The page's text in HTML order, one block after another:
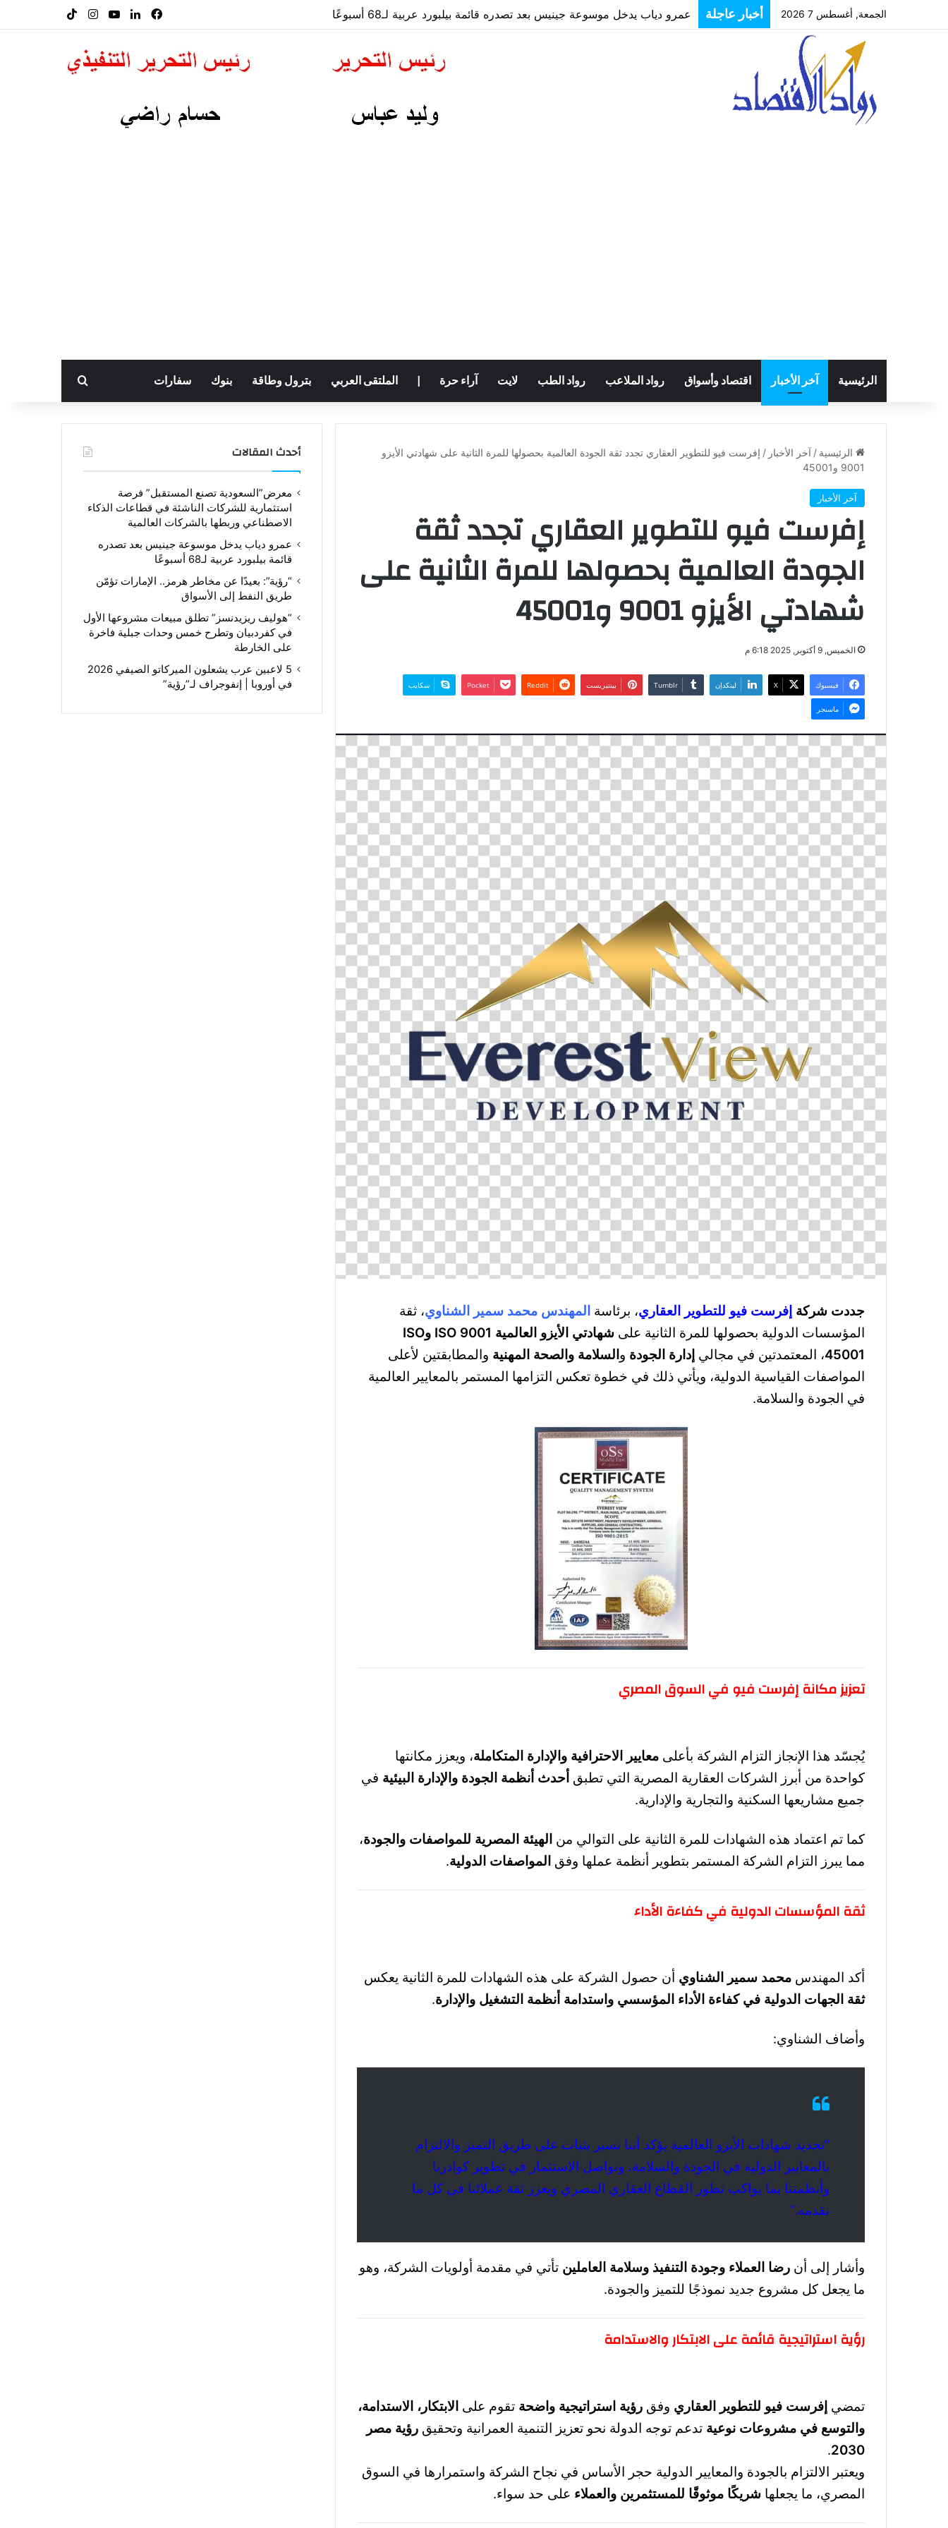
الجمعة, أغسطس 7 2026 أخبار عاجلة عمرو دياب يدخل موسوعة جينيس بعد تصدره قائمة بيلبورد عربية لـ68 أسبوعًا فيسبوكلينكدإن‫YouTube
انستقرام
الرئيسية آخر الأخبار اقتصاد وأسواق رواد الملاعب رواد الطب لايت آراء حرة الملتقى العربي بترول وطاقة بنوك سفارات بحث عن
الرئيسية / آخر الأخبار / إفرست فيو للتطوير العقاري تجدد ثقة الجودة العالمية بحصولها للمرة الثانية على شهادتي الأيزو
9001 و45001
آخر الأخبار
إفرست فيو للتطوير العقاري تجدد ثقة
الجودة العالمية بحصولها للمرة الثانية على
شهادتي الأيزو 9001 و45001
الخميس, 9 أكتوبر, 2025 6:18 م
فيسبوك ‫X لينكدإن بينتيريست ‫Pocket سكايب
ماسنجر
جددت شركة إفرست فيو للتطوير العقاري، برئاسة المهندس محمد سمير الشناوي، ثقة
المؤسسات الدولية بحصولها للمرة الثانية على
شهادتي الأيزو العالمية ISO 9001 وISO
45001، المعتمدتين في مجالي إدارة الجودة و السلامة والصحة المهنية والمطابقتين لأعلى
المواصفات القياسية الدولية، ويأتي ذلك في خطوة تعكس التزامها المستمر بالمعايير العالمية
في الجودة والسلامة.
تعزيز مكانة إفرست فيو في السوق المصري
يُجسّد هذا الإنجاز التزام الشركة بأعلى معايير الاحترافية والإدارة المتكاملة، ويعزز مكانتها
كواحدة من أبرز الشركات العقارية المصرية التي تطبق أحدث أنظمة الجودة والإدارة البيئية في
جميع مشاريعها السكنية والتجارية والإدارية.
كما تم اعتماد هذه الشهادات للمرة الثانية على التوالي من الهيئة المصرية للمواصفات والجودة،
مما يبرز التزام الشركة المستمر بتطوير أنظمة عملها وفق المواصفات الدولية.
ثقة المؤسسات الدولية في كفاءة الأداء
أكد المهندس محمد سمير الشناوي أن حصول الشركة على هذه الشهادات للمرة الثانية يعكس
ثقة الجهات الدولية في كفاءة الأداء المؤسسي واستدامة أنظمة التشغيل والإدارة.
وأضاف الشناوي:
“تجديد شهادات الأيزو العالمية يؤكد أننا نسير بثبات على طريق التميز والالتزام
بالمعايير الدولية في الجودة والسلامة، ونواصل الاستثمار في تطوير كوادرنا
وأنظمتنا بما يواكب تطور القطاع العقاري المصري ويعزز ثقة عملائنا في كل ما
نقدمه.”
وأشار إلى أن رضا العملاء وجودة التنفيذ وسلامة العاملين تأتي في مقدمة أولويات الشركة، وهو
ما يجعل كل مشروع جديد نموذجًا للتميز والجودة.
رؤية استراتيجية قائمة على الابتكار والاستدامة
تمضي إفرست فيو للتطوير العقاري وفق رؤية استراتيجية واضحة تقوم على الابتكار، الاستدامة،
والتوسع في مشروعات نوعية تدعم توجه الدولة نحو تعزيز التنمية العمرانية وتحقيق رؤية مصر
2030
.
ويعتبر الالتزام بالجودة والمعايير الدولية حجر الأساس في نجاح الشركة واستمرارها في السوق
المصري، ما يجعلها شريكًا موثوقًا للمستثمرين والعملاء على حد سواء.
أحدث المقالات
معرض”السعودية تصنع المستقبل” فرصة
استثمارية للشركات الناشئة في قطاعات الذكاء
الاصطناعي وربطها بالشركات العالمية
عمرو دياب يدخل موسوعة جينيس بعد تصدره
قائمة بيلبورد عربية لـ68 أسبوعًا
“رؤية”: بعيدًا عن مخاطر هرمز.. الإمارات تؤمّن
طريق النفط إلى الأسواق
“هوليف ريزيدنسز” تطلق مبيعات مشروعها الأول
في كفردبيان وتطرح خمس وحدات جبلية فاخرة
على الخارطة
5 لاعبين عرب يشعلون الميركاتو الصيفي 2026
في أوروبا | إنفوجراف لـ”رؤية”